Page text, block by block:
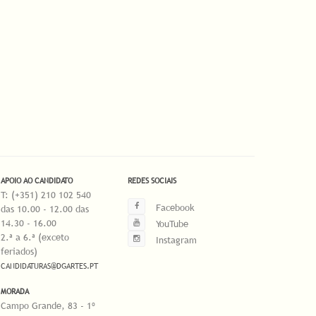
APOIO AO CANDIDATO
T: (+351) 210 102 540
das 10.00 - 12.00 das
14.30 - 16.00
2.ª a 6.ª (exceto
feriados)
CANDIDATURAS@DGARTES.PT
MORADA
Campo Grande, 83 - 1º
REDES SOCIAIS
Facebook
YouTube
Instagram